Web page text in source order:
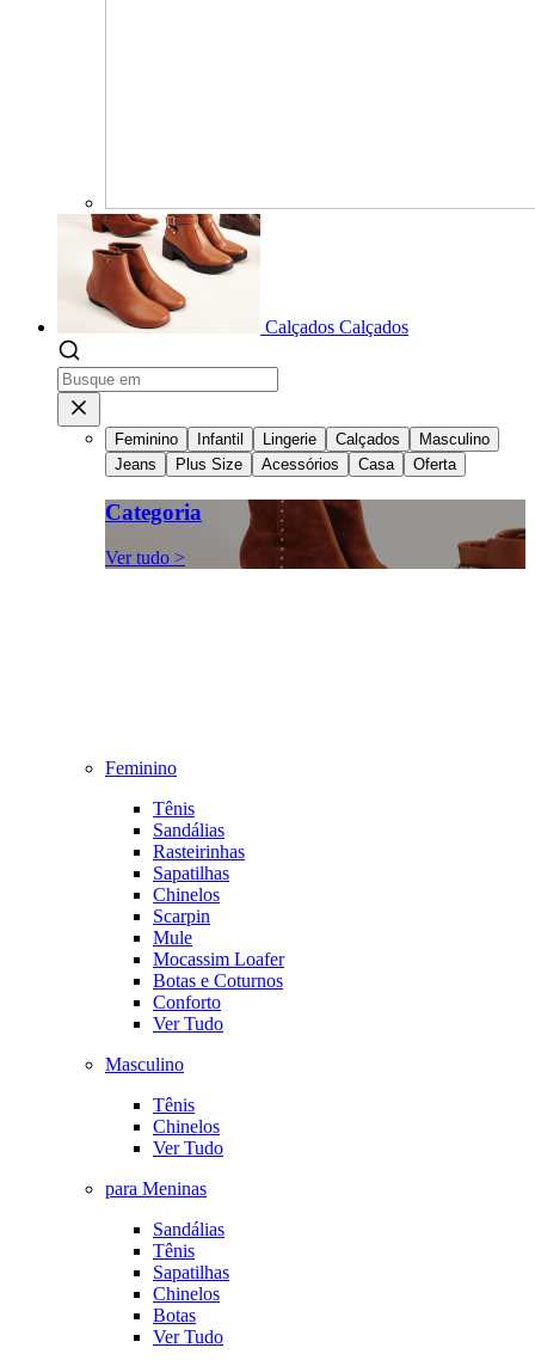
Calçados Calçados
Feminino Infantil Lingerie Calçados
Masculino
Jeans
Plus Size Acessórios Casa Oferta
Categoria
Ver tudo >
Feminino
Tênis
Sandálias
Rasteirinhas
Sapatilhas
Chinelos
Scarpin
Mule
Mocassim Loafer
Botas e Coturnos
Conforto
Ver Tudo
Masculino
Tênis
Chinelos
Ver Tudo
para Meninas
Sandálias
Tênis
Sapatilhas
Chinelos
Botas
Ver Tudo